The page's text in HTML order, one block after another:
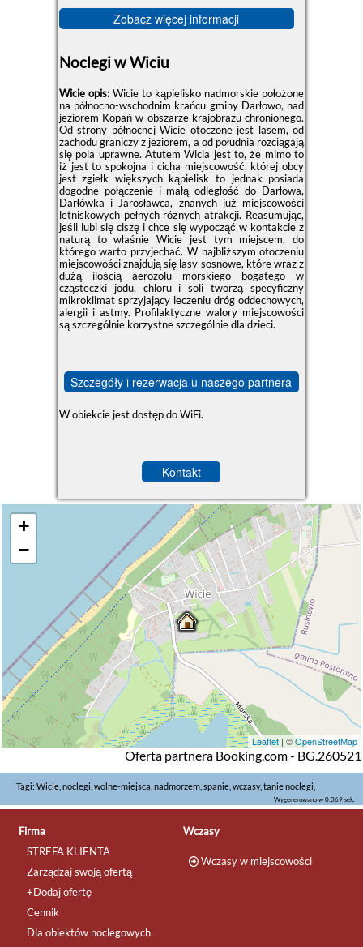
Zobacz więcej informacji
Noclegi w Wiciu
Wicie opis: Wicie to kąpielisko nadmorskie położone
na północno-wschodnim krańcu gminy Darłowo, nad
jeziorem Kopań w obszarze krajobrazu chronionego.
Od strony północnej Wicie otoczone jest lasem, od
zachodu graniczy z jeziorem, a od południa rozciągają
się pola uprawne. Atutem Wicia jest to, że mimo to
iż jest to spokojna i cicha miejscowość, której obcy
jest zgiełk większych kąpielisk to jednak posiada
dogodne połączenie i małą odległość do Darłowa,
Darłówka i Jarosławca, znanych już miejscowości
letniskowych pełnych różnych atrakcji. Reasumując,
jeśli lubi się ciszę i chce się wypocząć w kontakcie z
naturą to właśnie Wicie jest tym miejscem, do
którego warto przyjechać. W najbliższym otoczeniu
miejscowości znajdują się lasy sosnowe, które wraz z
dużą ilością aerozolu morskiego bogatego w
cząsteczki jodu, chloru i soli tworzą specyficzny
mikroklimat sprzyjający leczeniu dróg oddechowych,
alergii i astmy. Profilaktyczne walory miejscowości
są szczególnie korzystne szczególnie dla dzieci.
Szczegóły i rezerwacja u naszego partnera
W obiekcie jest dostęp do WiFi.
Kontakt
+
−
Leaflet | ©OpenStreetMap
Oferta partnera Booking.com - BG.260521
Tagi: Wicie , noclegi, wolne-miejsca, nadmorzem, spanie, wczasy, tanie noclegi,
Wygenerowano w 0.069 sek.
Firma
STREFA KLIENTA
Zarządzaj swoją ofertą
+Dodaj ofertę
Cennik
Dla obiektów noclegowych
Wczasy
Wczasy w miejscowości